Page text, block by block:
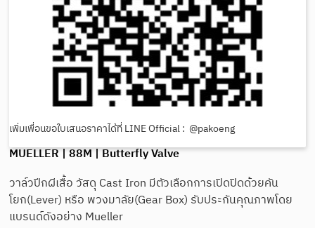
เพิ่มเพื่อนขอใบเสนอราคาได้ที่ LINE Official : @pakoeng
MUELLER | 88M | Butterfly Valve
วาล์วปีกผีเสื้อ วัสดุ Cast Iron มีตัวเลือกการเปิดปิดด้วยคัน
โยก(Lever) หรือ พวงมาลัย(Gear Box) รับประกันคุณภาพโดย
แบรนด์ดังอย่าง Mueller